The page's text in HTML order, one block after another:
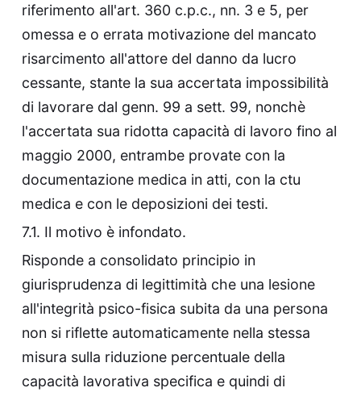
riferimento all'art. 360 c.p.c., nn. 3 e 5, per
omessa e o errata motivazione del mancato
risarcimento all'attore del danno da lucro
cessante, stante la sua accertata impossibilità
di lavorare dal genn. 99 a sett. 99, nonchè
l'accertata sua ridotta capacità di lavoro fino al
maggio 2000, entrambe provate con la
documentazione medica in atti, con la ctu
medica e con le deposizioni dei testi.
7.1. Il motivo è infondato.
Risponde a consolidato principio in
giurisprudenza di legittimità che una lesione
all'integrità psico-fisica subita da una persona
non si riflette automaticamente nella stessa
misura sulla riduzione percentuale della
capacità lavorativa specifica e quindi di